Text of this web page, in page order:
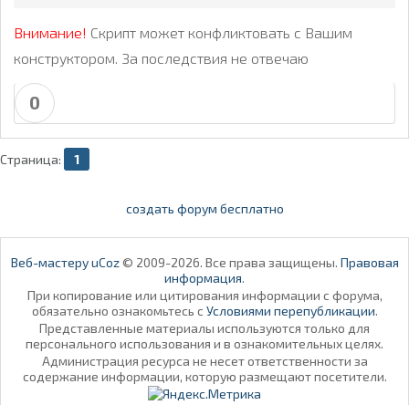
Внимание! Скрипт может конфликтовать с Вашим
конструктором. За последствия не отвечаю
0
Страница: 1
создать форум бесплатно
Веб-мастеру uCoz© 2009-2026. Все права защищены. Правовая
информация.
При копирование или цитирования информации с форума,
обязательно ознакомьтесь с Условиями перепубликации.
Представленные материалы используются только для
персонального использования и в ознакомительных целях.
Администрация ресурса не несет ответственности за
содержание информации, которую размещают посетители.